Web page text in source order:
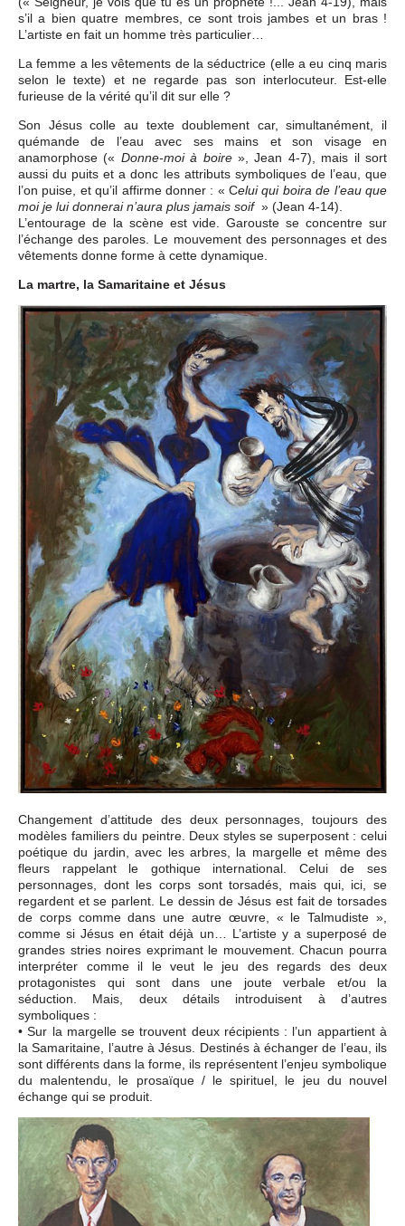
s’il a bien quatre membres, ce sont trois jambes et un bras !
L’artiste en fait un homme très particulier…
La femme a les vêtements de la séductrice (elle a eu cinq maris
selon le texte) et ne regarde pas son interlocuteur. Est-elle
furieuse de la vérité qu’il dit sur elle ?
Son Jésus colle au texte doublement car, simultanément, il
quémande de l’eau avec ses mains et son visage en
anamorphose (« Donne-moi à boire», Jean 4-7), mais il sort
aussi du puits et a donc les attributs symboliques de l’eau, que
l’on puise, et qu’il affirme donner : « Celui qui boira de l’eau que
moi je lui donnerai n’aura plus jamais soif » (Jean 4-14).
L’entourage de la scène est vide. Garouste se concentre sur
l’échange des paroles. Le mouvement des personnages et des
vêtements donne forme à cette dynamique.
La martre, la Samaritaine et Jésus
Changement d’attitude des deux personnages, toujours des
modèles familiers du peintre. Deux styles se superposent : celui
poétique du jardin, avec les arbres, la margelle et même des
fleurs rappelant le gothique international. Celui de ses
personnages, dont les corps sont torsadés, mais qui, ici, se
regardent et se parlent. Le dessin de Jésus est fait de torsades
de corps comme dans une autre œuvre, « le Talmudiste »,
comme si Jésus en était déjà un… L’artiste y a superposé de
grandes stries noires exprimant le mouvement. Chacun pourra
interpréter comme il le veut le jeu des regards des deux
protagonistes qui sont dans une joute verbale et/ou la
séduction. Mais, deux détails introduisent à d’autres
symboliques :
• Sur la margelle se trouvent deux récipients : l’un appartient à
la Samaritaine, l’autre à Jésus. Destinés à échanger de l’eau, ils
sont différents dans la forme, ils représentent l’enjeu symbolique
du malentendu, le prosaïque / le spirituel, le jeu du nouvel
échange qui se produit.